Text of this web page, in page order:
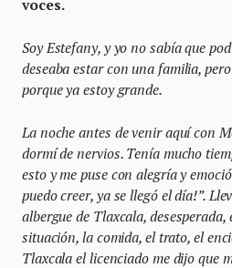
voces.
Soy Estefany, y yo no sabía que
deseaba estar con una familia,
porque ya estoy grande.
La noche antes de venir aquí con
dormí de nervios. Tenía mucho
esto y me puse con alegría y
puedo creer, ya se llegó el día!”.
albergue de Tlaxcala,
situación, la comida, el trato, el
Tlaxcala el licenciado me dijo que